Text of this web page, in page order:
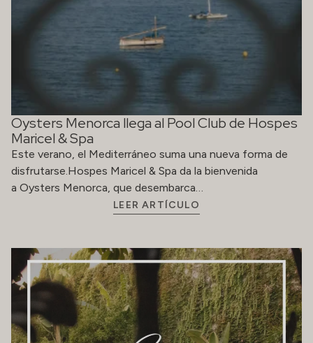
Oysters Menorca llega al Pool Club de Hospes
Maricel & Spa
Este verano, el Mediterráneo suma una nueva forma de
disfrutarse.Hospes Maricel & Spa da la bienvenida
a Oysters Menorca, que desembarca…
LEER ARTÍCULO